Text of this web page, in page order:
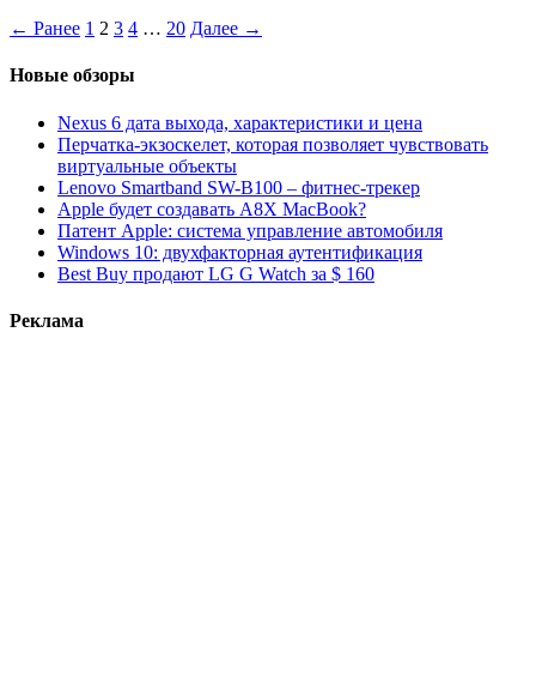
← Ранее 1 2 3 4 … 20 Далее →
Новые обзоры
Nexus 6 дата выхода, характеристики и цена
Перчатка-экзоскелет, которая позволяет чувствовать
виртуальные объекты
Lenovo Smartband SW-B100 – фитнес-трекер
Apple будет создавать A8X MacBook?
Патент Apple: система управление автомобиля
Windows 10: двухфакторная аутентификация
Best Buy продают LG G Watch за $ 160
Реклама